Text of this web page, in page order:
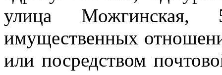
улица
имущественных
или посредством